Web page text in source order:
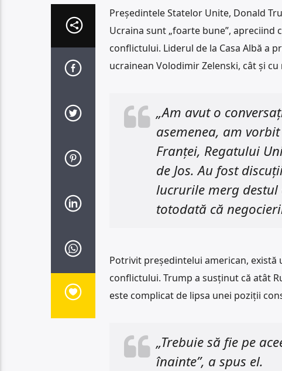
Președintele Statelor Unite, Donald
Ucraina sunt „foarte bune”,
conflictului. Liderul de la Casa Albă a
ucrainean Volodimir Zelenski, cât și
„Am avut o
asemenea, am
Franței, Regatului
de Jos. Au fost
lucrurile merg
totodată că
Potrivit președintelui american,
conflictului. Trump a susținut că atât
este complicat de lipsa unei poziții
„Trebuie să fie pe
înainte”, a spus el.